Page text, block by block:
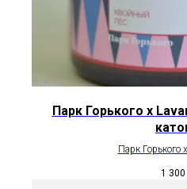
Парк Горького х
Парк Горького
1 300